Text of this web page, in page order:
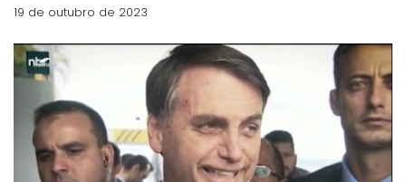
19 de outubro de 2023